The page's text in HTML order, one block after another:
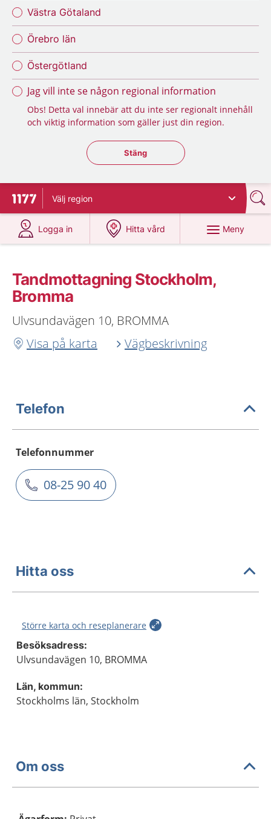
Västra Götaland
Örebro län
Östergötland
Jag vill inte se någon regional information
Obs! Detta val innebär att du inte ser regionalt innehåll
och viktig information som gäller just din region.
Stäng regionsväljaren
Stäng
Till startsidan för 1177
Välj region
Logga in
på 1177.se
Hitta vård
på 1177.se
Meny
Tandmottagning Stockholm,
Bromma
Ulvsundavägen 10, BROMMA
Visa på karta
Vägbeskrivning
Telefon
Telefonnummer
08-25 90 40
Hitta oss
Större karta och reseplanerare
Besöksadress:
Ulvsundavägen 10, BROMMA
Län, kommun:
Stockholms län, Stockholm
Om oss